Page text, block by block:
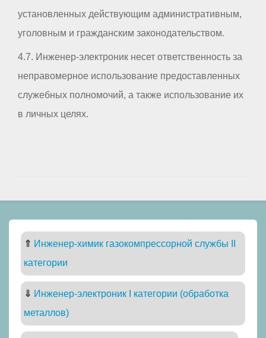
установленных действующим административным,
уголовным и гражданским законодательством.
4.7. Инженер-электроник несет ответственность за
неправомерное использование предоставленных
служебных полномочий, а также использование их
в личных целях.
⇑ Инженер-химик газокомпрессорной службы II
категории
⇓ Инженер-электроник I категории (обработка
металлов)